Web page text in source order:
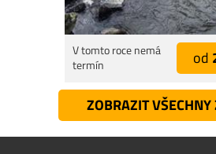
V tomto roce nemá
termín
od
ZOBRAZIT VŠECHNY